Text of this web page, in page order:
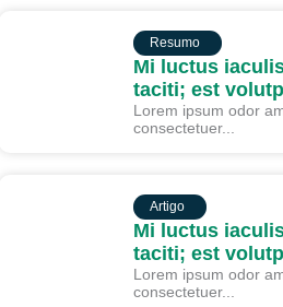
Resumo
Mi luctus
taciti; est
Lorem ipsum odor
consectetuer...
Artigo
Mi luctus
taciti; est
Lorem ipsum odor
consectetuer...